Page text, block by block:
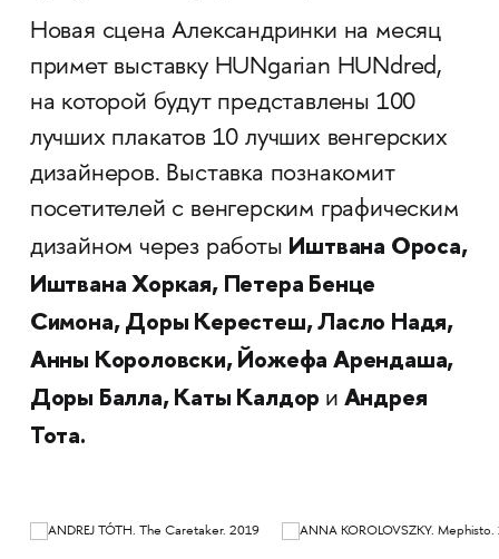
Новая сцена Александринки на месяц
примет выставку HUNgarian HUNdred,
на которой будут представлены 100
лучших плакатов 10 лучших венгерских
дизайнеров. Выставка познакомит
посетителей с венгерским графическим
дизайном через работы Иштвана Ороса,
Иштвана Хоркая, Петера Бенце
Симона, Доры Керестеш, Ласло Надя,
Анны Короловски, Йожефа Арендаша,
Доры Балла, Каты Калдор и Андрея
Тота.